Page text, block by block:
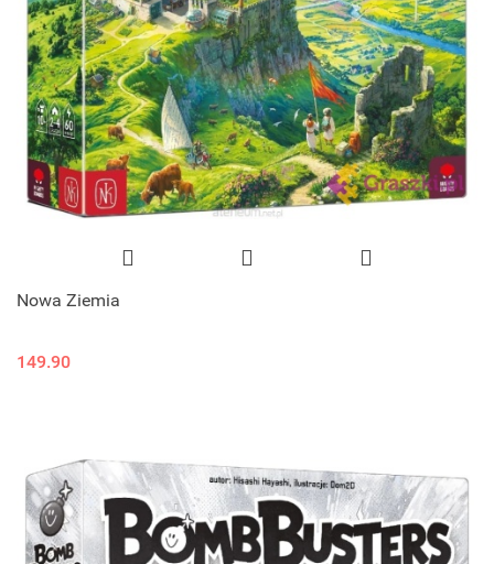
Nowa Ziemia
149.90